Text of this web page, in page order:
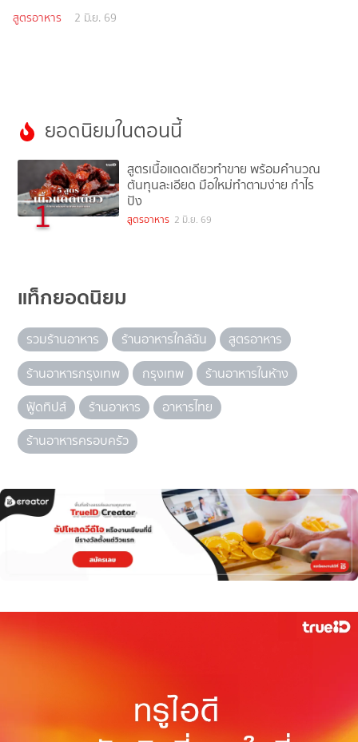
สูตรอาหาร 2 มิ.ย. 69
ยอดนิยมในตอนนี้
1
สูตรเนื้อแดดเดียวทำขาย พร้อมคำนวณ
ต้นทุนละเอียด มือใหม่ทำตามง่าย กำไร
ปัง
สูตรอาหาร 2 มิ.ย. 69
แท็กยอดนิยม
รวมร้านอาหาร ร้านอาหารใกล้ฉัน
สูตรอาหาร
ร้านอาหารกรุงเทพ
กรุงเทพ
ร้านอาหารในห้าง
ฟู้ดทิปส์
ร้านอาหาร
อาหารไทย
ร้านอาหารครอบครัว